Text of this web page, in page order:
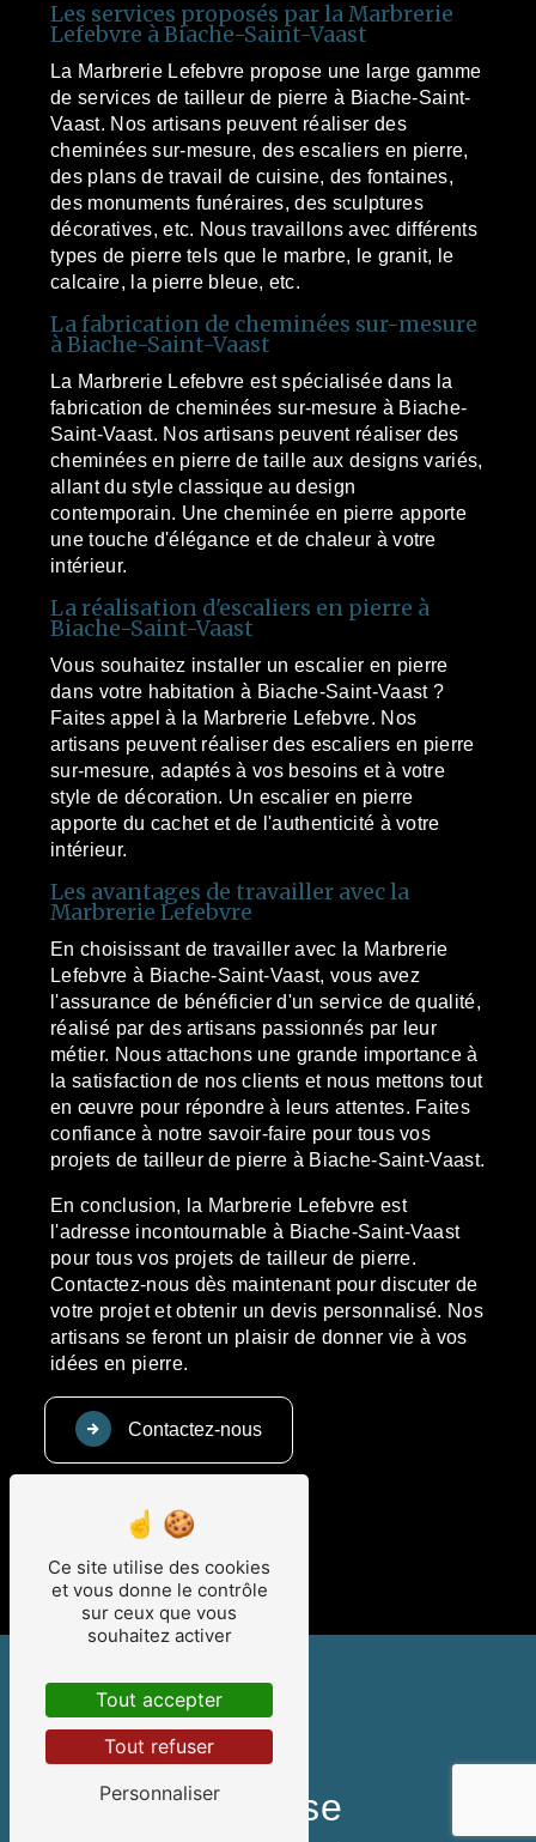
Les services proposés par la Marbrerie
Lefebvre à Biache-Saint-Vaast
La Marbrerie Lefebvre propose une large gamme
de services de tailleur de pierre à Biache-Saint-
Vaast. Nos artisans peuvent réaliser des
cheminées sur-mesure, des escaliers en pierre,
des plans de travail de cuisine, des fontaines,
des monuments funéraires, des sculptures
décoratives, etc. Nous travaillons avec différents
types de pierre tels que le marbre, le granit, le
calcaire, la pierre bleue, etc.
La fabrication de cheminées sur-mesure
à Biache-Saint-Vaast
La Marbrerie Lefebvre est spécialisée dans la
fabrication de cheminées sur-mesure à Biache-
Saint-Vaast. Nos artisans peuvent réaliser des
cheminées en pierre de taille aux designs variés,
allant du style classique au design
contemporain. Une cheminée en pierre apporte
une touche d'élégance et de chaleur à votre
intérieur.
La réalisation d'escaliers en pierre à
Biache-Saint-Vaast
Vous souhaitez installer un escalier en pierre
dans votre habitation à Biache-Saint-Vaast ?
Faites appel à la Marbrerie Lefebvre. Nos
artisans peuvent réaliser des escaliers en pierre
sur-mesure, adaptés à vos besoins et à votre
style de décoration. Un escalier en pierre
apporte du cachet et de l'authenticité à votre
intérieur.
Les avantages de travailler avec la
Marbrerie Lefebvre
En choisissant de travailler avec la Marbrerie
Lefebvre à Biache-Saint-Vaast, vous avez
l'assurance de bénéficier d'un service de qualité,
réalisé par des artisans passionnés par leur
métier. Nous attachons une grande importance à
la satisfaction de nos clients et nous mettons tout
en œuvre pour répondre à leurs attentes. Faites
confiance à notre savoir-faire pour tous vos
projets de tailleur de pierre à Biache-Saint-Vaast.
En conclusion, la Marbrerie Lefebvre est
l'adresse incontournable à Biache-Saint-Vaast
pour tous vos projets de tailleur de pierre.
Contactez-nous dès maintenant pour discuter de
votre projet et obtenir un devis personnalisé. Nos
artisans se feront un plaisir de donner vie à vos
idées en pierre.
En savoir plus
Contactez-nous
Adresse
Ce site utilise des cookies
et vous donne le contrôle
sur ceux que vous
souhaitez activer
Tout accepter
Tout refuser
Personnaliser